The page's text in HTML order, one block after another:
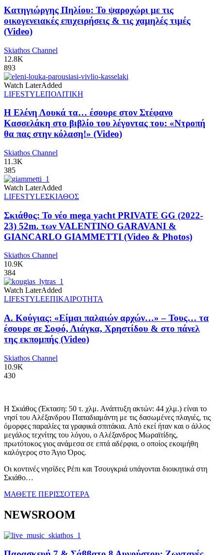
Κατηγιώργης Πηλίου: Το ψαροχώρι με τις
οικογενειακές επιχειρήσεις & τις χαμηλές τιμές
(Video)
Skiathos Channel
12.8K
893
Watch LaterAdded
LIFESTYLEΠΟΛΙΤΙΚΗ
Η Ελένη Λουκά τα… έσουρε στον Στέφανο
Κασσελάκη στο βιβλίο του λέγοντας του: «Ντροπή
θα πας στην κόλαση!» (Video)
Skiathos Channel
11.3K
385
Watch LaterAdded
LIFESTYLEΣΚΙΑΘΟΣ
Σκιάθος: Το νέο mega yacht PRIVATE GG (2022-
23) 52m. των VALENTINO GARAVANI &
GIANCARLO GIAMMETTI (Video & Photos)
Skiathos Channel
10.9K
384
Watch LaterAdded
LIFESTYLEΕΠΙΚΑΙΡΟΤΗΤΑ
Α. Κούγιας: «Είμαι παλαιών αρχών…» – Τους… τα
έσουρε σε Σοφό, Λιάγκα, Χρηστίδου & στο πάνελ
της εκπομπής (Video)
Skiathos Channel
10.9K
430
Η Σκιάθος (Έκταση: 50 τ. χλμ. Ανάπτυξη ακτών: 44 χλμ.) είναι το
νησί του Αλέξανδρου Παπαδιαμάντη με τις δασωμένες πλαγιές, τις
όμορφες παραλίες τα γραφικά σπιτάκια. Από εκεί ήταν και ο άλλος
μεγάλος τεχνίτης του λόγου, ο Αλέξανδρος Μωραϊτίδης,
πρωτότοκος γιος ανάμεσα σε επτά αδέρφια, ο οποίος εκοιμήθη
καλόγερος στο Άγιο Όρος.
Οι κοντινές νησίδες Ρέπι και Τσουγκριά υπάγονται διοικητικά στη
Σκιάθο…
ΜΑΘΕΤΕ ΠΕΡΙΣΣΟΤΕΡΑ
NEWSROOM